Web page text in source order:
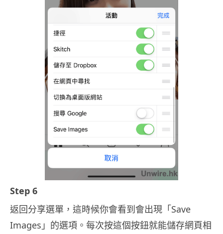
Step 6
返回分享選單，這時候你會看到會出現「Save
Images」的選項。每次按這個按鈕就能儲存網頁相